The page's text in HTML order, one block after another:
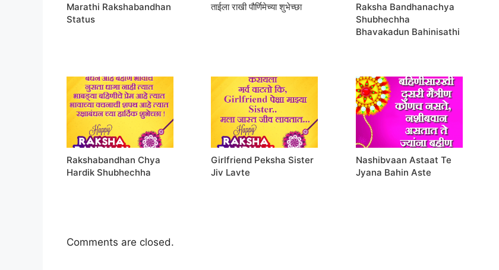
Marathi Rakshabandhan
Status
ताईला राखी पौर्णिमेच्या शुभेच्छा
Raksha Bandhanachya
Shubhechha
Bhavakadun Bahinisathi
Rakshabandhan Chya
Hardik Shubhechha
Girlfriend Peksha Sister
Jiv Lavte
Nashibvaan Astaat Te
Jyana Bahin Aste
Comments are closed.